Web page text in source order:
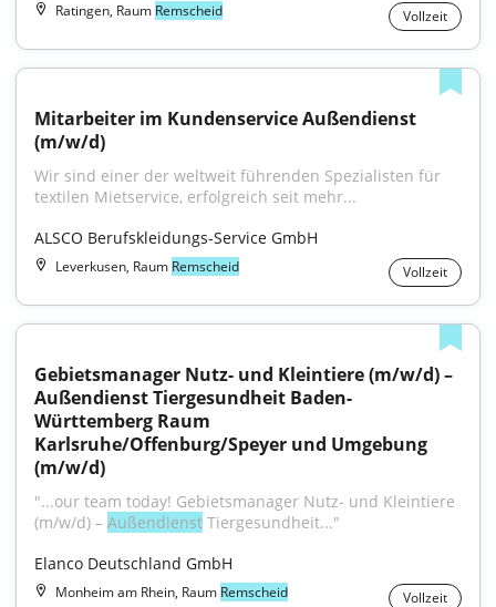
Ratingen, Raum Remscheid Vollzeit
Mitarbeiter im Kundenservice Außendienst
(m/w/d)
Wir sind einer der weltweit führenden Spezialisten für
textilen Mietservice, erfolgreich seit mehr...
ALSCO Berufskleidungs-Service GmbH
Leverkusen, Raum Remscheid Vollzeit
Gebietsmanager Nutz- und Kleintiere (m/w/d) –
Außendienst Tiergesundheit Baden-
Württemberg Raum
Karlsruhe/Offenburg/Speyer und Umgebung
(m/w/d)
"...our team today! Gebietsmanager Nutz- und Kleintiere
(m/w/d) – Außendienst Tiergesundheit..."
Elanco Deutschland GmbH
Monheim am Rhein, Raum Remscheid Vollzeit